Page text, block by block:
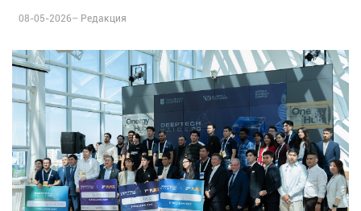
08-05-2026– Редакция